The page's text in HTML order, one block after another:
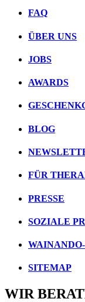
FAQ
ÜBER UNS
JOBS
AWARDS
BLOG
FÜR
PRESSE
SOZIALE
SITEMAP
WIR